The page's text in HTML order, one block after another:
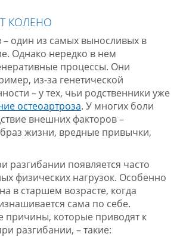
КОЛЕНО
– один из самых выносливых в
Однако нередко в нем
процессы. Они
из-за генетической
– у тех, чьи родственники уже
остеоартроза. У многих боли
внешних факторов –
жизни, вредные привычки,
разгибании появляется часто
физических нагрузок. Особенно
в старшем возрасте, когда
сама по себе.
причины, которые приводят к
разгибании, – такие: